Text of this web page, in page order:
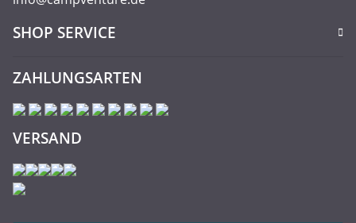
SHOP SERVICE
ZAHLUNGSARTEN
VERSAND